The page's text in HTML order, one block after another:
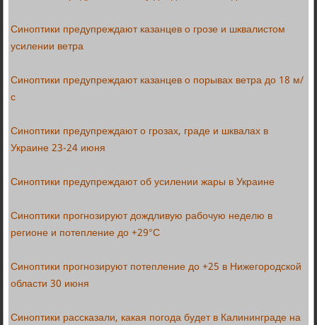
Синоптики предупреждают казанцев о грозе и шквалистом
усилении ветра
Синоптики предупреждают казанцев о порывах ветра до 18 м/
с
Синоптики предупреждают о грозах, граде и шквалах в
Украине 23-24 июня
Синоптики предупреждают об усилении жары в Украине
Синоптики прогнозируют дождливую рабочую неделю в
регионе и потепление до +29°С
Синоптики прогнозируют потепление до +25 в Нижегородской
области 30 июня
Синоптики рассказали, какая погода будет в Калининграде на